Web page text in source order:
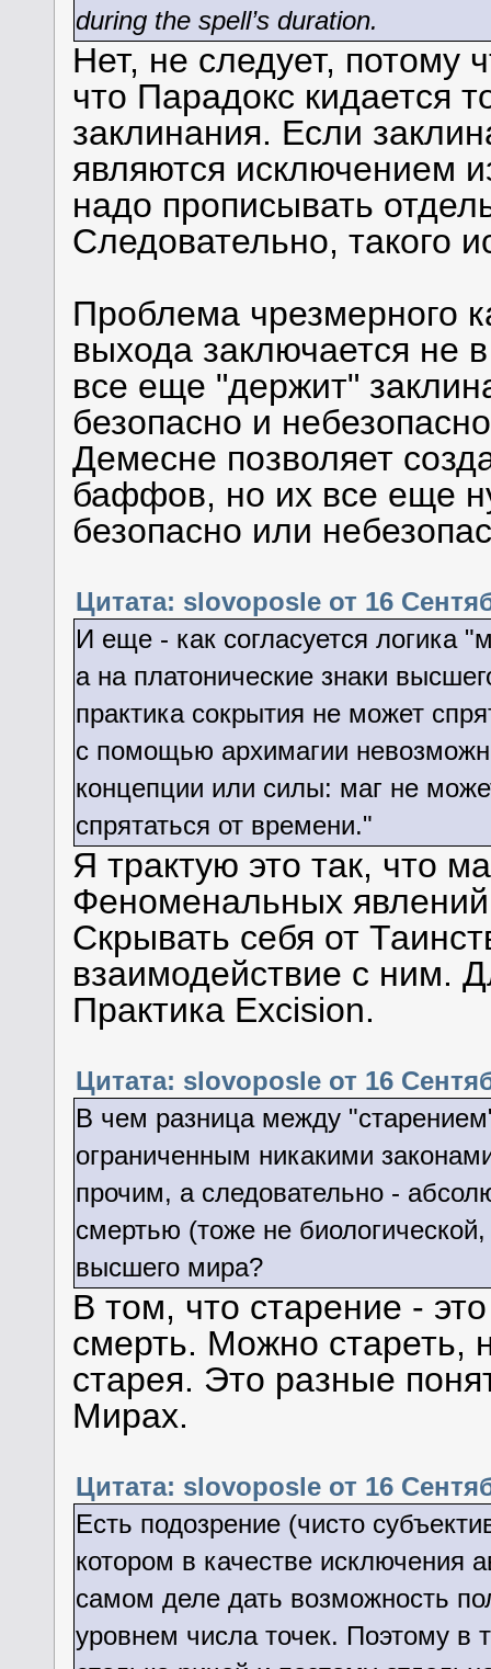
during the spell’s duration.
Нет, не следует, потому
что Парадокс кидается
заклинания. Если
являются исключением
надо прописывать
Следовательно, такого
Проблема чрезмерного
выхода заключается не
все еще "держит"
безопасно и
Демесне позволяет
баффов, но их все еще
безопасно или
Цитата: slovoposle от 16
И еще - как согласуется логика
а на платонические знаки
практика сокрытия не может
с помощью архимагии
концепции или силы: маг не
спрятаться от времени."
Я трактую это так, что
Феноменальных
Скрывать себя от
взаимодействие с ним.
Практика Excision.
Цитата: slovoposle от 16
В чем разница между
ограниченным никакими
прочим, а следовательно -
смертью (тоже не
высшего мира?
В том, что старение -
смерть. Можно стареть,
старея. Это разные
Мирах.
Цитата: slovoposle от 16
Есть подозрение (чисто
котором в качестве исключения
самом деле дать возможность
уровнем числа точек. Поэтому в